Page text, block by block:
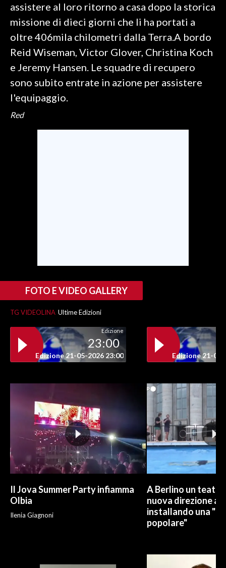
SALUTE
SARDEGNA TURISMO
SARDI NEL MONDO
NOTIZIE
EVENTI
STORE
assistere al loro ritorno a casa dopo la storica
missione di dieci giorni che li ha portati a
oltre 406mila chilometri dalla Terra.A bordo
Reid Wiseman, Victor Glover, Christina Koch
e Jeremy Hansen. Le squadre di recupero
sono subito entrate in azione per assistere
l'equipaggio.
Red
FOTO E VIDEO GALLERY
TG VIDEOLINA Ultime Edizioni
Edizione
23:00
Edizione 21-05-2026 23:00 Edizione 21-05-
Il Jova Summer Party infiamma
Olbia
Ilenia Giagnoni
A Berlino un
nuova direzione
installando una
popolare"